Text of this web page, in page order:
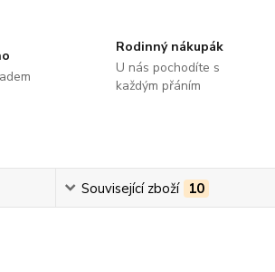
Rodinný nákupák
U nás pochodíte s
každým přáním
Související zboží 10